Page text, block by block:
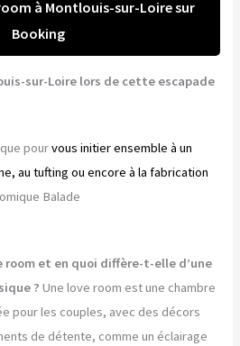
à Montlouis-sur-Loire sur
Booking
sur-Loire lors de cette escapade
pourvous initier ensemble à un
au tufting ou encore à la fabrication
Balade
room et en quoi diffère-t-elle d’une
? Une love room est une chambre
pour les couples, avec des décors
de détente, comme un éclairage